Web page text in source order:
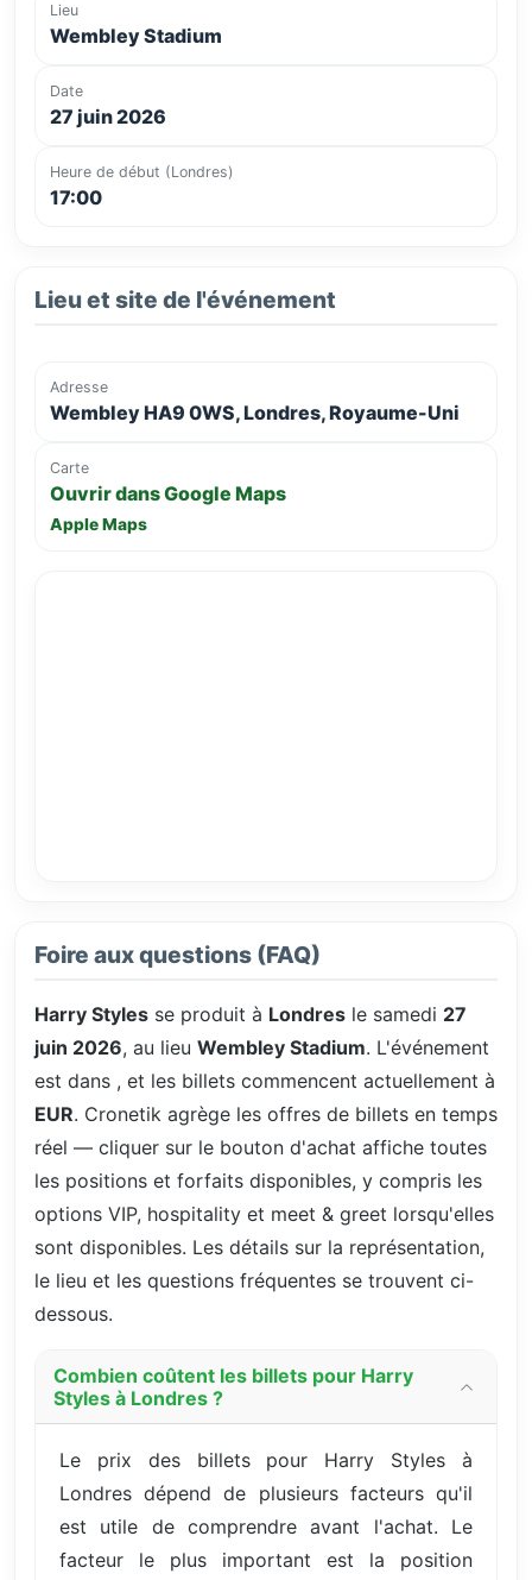
Lieu
Wembley Stadium
Date
27 juin 2026
Heure de début (Londres)
17:00
Lieu et site de l'événement
Adresse
Wembley HA9 0WS, Londres, Royaume-Uni
Carte
Ouvrir dans Google Maps
Apple Maps
Foire aux questions (FAQ)
Harry Styles se produit à Londres le samedi 27
juin 2026, au lieu Wembley Stadium. L'événement
est dans , et les billets commencent actuellement à
EUR. Cronetik agrège les offres de billets en temps
réel — cliquer sur le bouton d'achat affiche toutes
les positions et forfaits disponibles, y compris les
options VIP, hospitality et meet & greet lorsqu'elles
sont disponibles. Les détails sur la représentation,
le lieu et les questions fréquentes se trouvent ci-
dessous.
Combien coûtent les billets pour Harry
Styles à Londres ?
Le prix des billets pour Harry Styles à
Londres dépend de plusieurs facteurs qu'il
est utile de comprendre avant l'achat. Le
facteur le plus important est la position